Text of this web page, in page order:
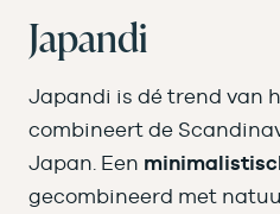
Japandi
Japandi is dé trend van
combineert de
Japan. Een
gecombineerd met